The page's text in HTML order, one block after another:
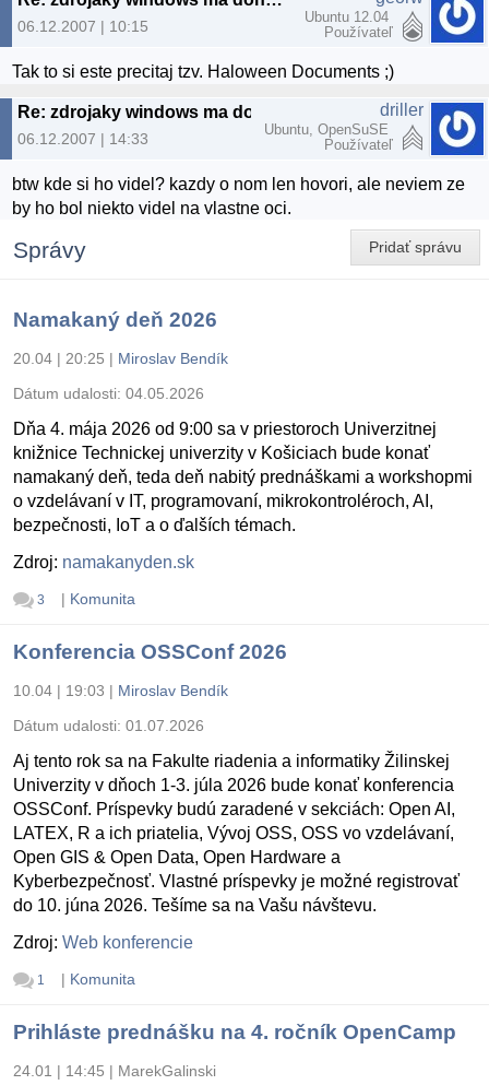
06.12.2007 | 10:15
Ubuntu 12.04
Používateľ
Tak to si este precitaj tzv. Haloween Documents ;)
06.12.2007 | 14:33
driller
Ubuntu, OpenSuSE
Používateľ
btw kde si ho videl? kazdy o nom len hovori, ale neviem ze
by ho bol niekto videl na vlastne oci.
Pridať správu
Správy
Namakaný deň 2026
20.04 | 20:25 | Miroslav Bendík
Dátum udalosti: 04.05.2026
Dňa 4. mája 2026 od 9:00 sa v priestoroch Univerzitnej
knižnice Technickej univerzity v Košiciach bude konať
namakaný deň, teda deň nabitý prednáškami a workshopmi
o vzdelávaní v IT, programovaní, mikrokontroléroch, AI,
bezpečnosti, IoT a o ďalších témach.
Zdroj: namakanyden.sk
3 | Komunita
Konferencia OSSConf 2026
10.04 | 19:03 | Miroslav Bendík
Dátum udalosti: 01.07.2026
Aj tento rok sa na Fakulte riadenia a informatiky Žilinskej
Univerzity v dňoch 1-3. júla 2026 bude konať konferencia
OSSConf. Príspevky budú zaradené v sekciách: Open AI,
LATEX, R a ich priatelia, Vývoj OSS, OSS vo vzdelávaní,
Open GIS & Open Data, Open Hardware a
Kyberbezpečnosť. Vlastné príspevky je možné registrovať
do 10. júna 2026. Tešíme sa na Vašu návštevu.
Zdroj: Web konferencie
1 | Komunita
Prihláste prednášku na 4. ročník OpenCamp
24.01 | 14:45 | MarekGalinski